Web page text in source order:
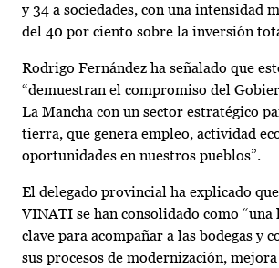
y 34 a sociedades, con una intensidad
del 40 por ciento sobre la inversión
Rodrigo Fernández ha señalado que
“demuestran el compromiso del
La Mancha con un sector estratégico
tierra, que genera empleo, actividad
oportunidades en nuestros pueblos”.
El delegado provincial ha explicado
VINATI se han consolidado como
clave para acompañar a las bodegas y
sus procesos de modernización,